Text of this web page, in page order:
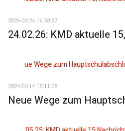
2026-02-24 16:33:37
24.02.26: KMD aktuelle
2024-03-14 15:11:08
Neue Wege zum